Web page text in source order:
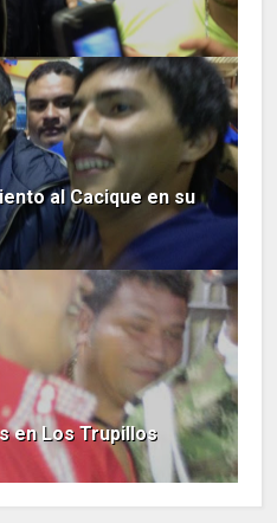
al Cacique en su
en Los Trupillos